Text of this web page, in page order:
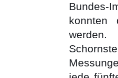
Bundes-
konnten